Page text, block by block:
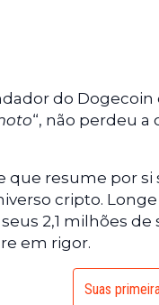
do
“, não perdeu
resume por si
cripto.
2,1 milhões
em rigor.
Suas